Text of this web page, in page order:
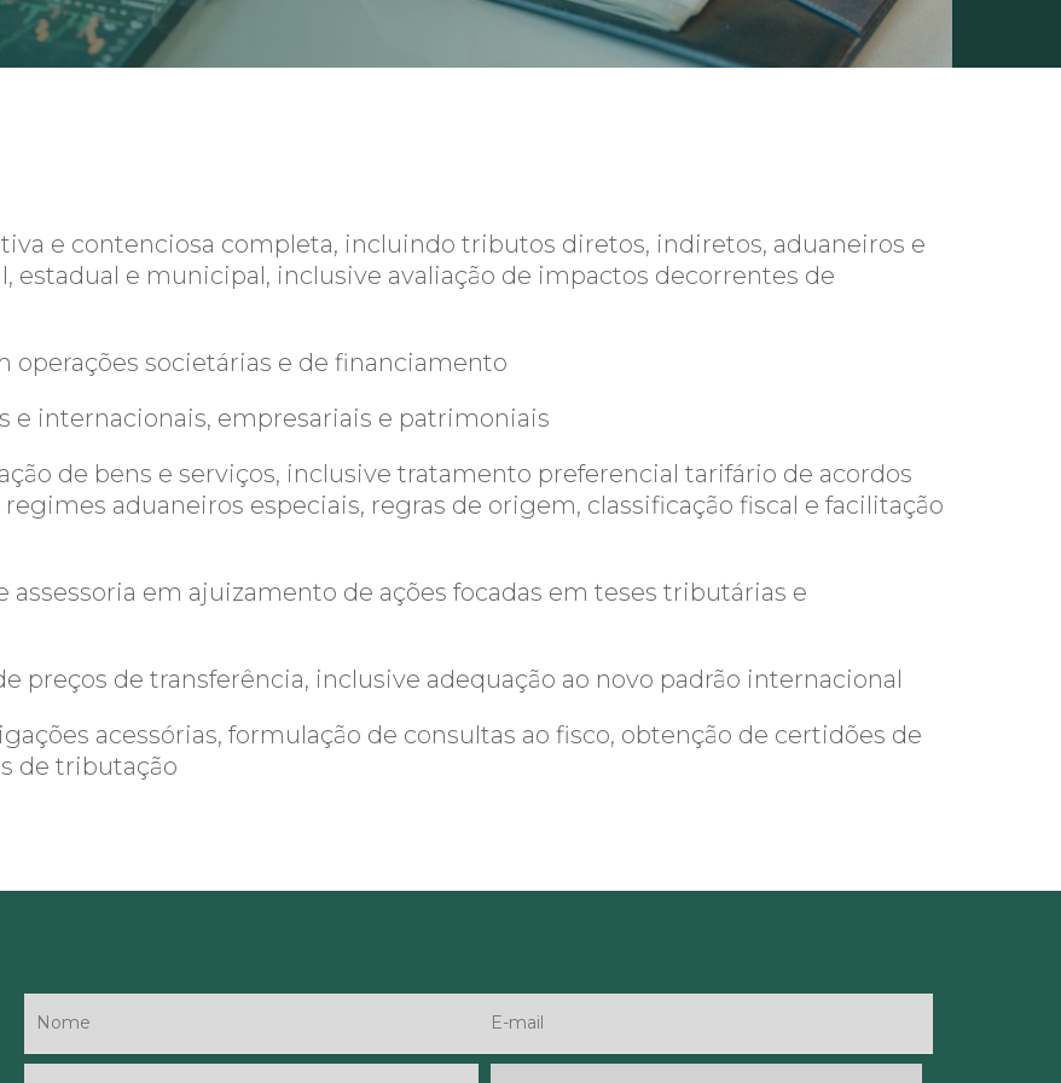
e contenciosa completa, incluindo tributos diretos, indiretos, aduaneiros e
estadual e municipal, inclusive avaliação de impactos decorrentes de
societárias e de financiamento
e internacionais, empresariais e patrimoniais
de bens e serviços, inclusive tratamento preferencial tarifário de acordos
aduaneiros especiais, regras de origem, classificação fiscal e facilitação
em ajuizamento de ações focadas em teses tributárias e
preços de transferência, inclusive adequação ao novo padrão internacional
acessórias, formulação de consultas ao fisco, obtenção de certidões de
de tributação